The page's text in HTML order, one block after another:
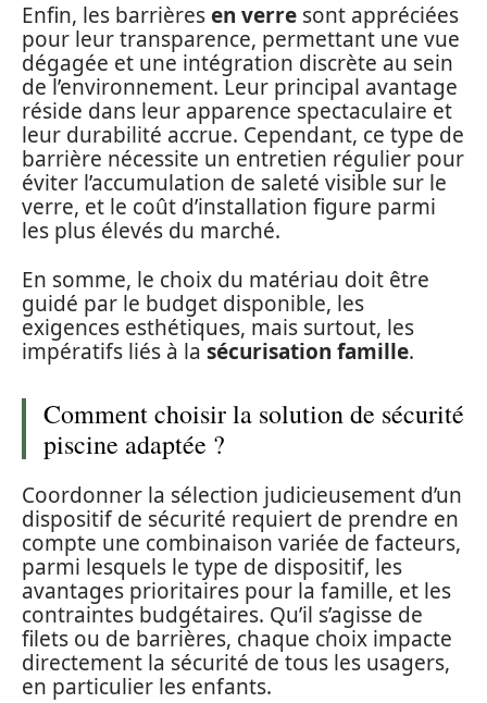
Enfin, les barrièresen verre sont appréciées
pour leur transparence, permettant une vue
dégagée et une intégration discrète au sein
de l’environnement. Leur principal avantage
réside dans leur apparence spectaculaire et
leur durabilité accrue. Cependant, ce type de
barrière nécessite un entretien régulier pour
éviter l’accumulation de saleté visible sur le
verre, et le coût d’installation figure parmi
les plus élevés du marché.
En somme, le choix du matériau doit être
guidé par le budget disponible, les
exigences esthétiques, mais surtout, les
impératifs liés à la sécurisation famille.
Comment choisir la solution de sécurité
piscine adaptée ?
Coordonner la sélection judicieusement d’un
dispositif de sécurité requiert de prendre en
compte une combinaison variée de facteurs,
parmi lesquels le type de dispositif, les
avantages prioritaires pour la famille, et les
contraintes budgétaires. Qu’il s’agisse de
filets ou de barrières, chaque choix impacte
directement la sécurité de tous les usagers,
en particulier les enfants.